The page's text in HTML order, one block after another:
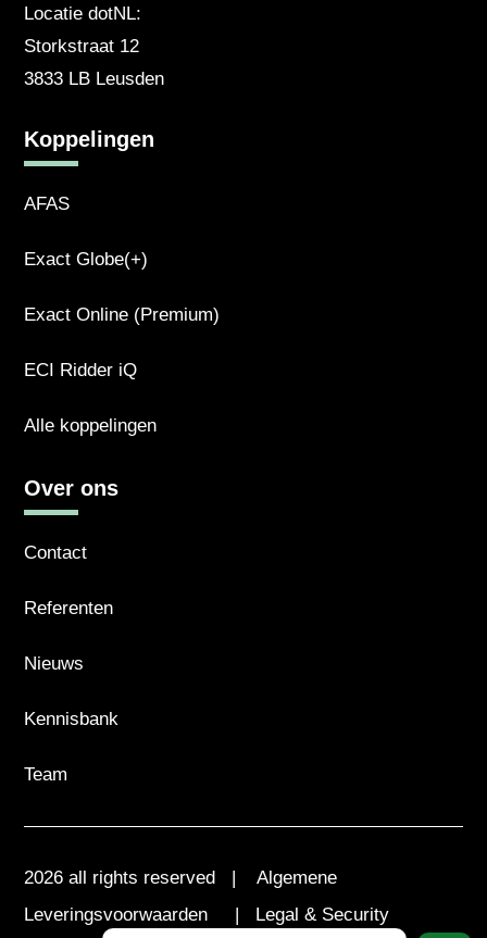
Locatie dotNL:
Storkstraat 12
3833 LB Leusden
Koppelingen
AFAS
Exact Globe(+)
Exact Online (Premium)
ECI Ridder iQ
Alle koppelingen
Over ons
Contact
Referenten
Nieuws
Kennisbank
Team
2026 all rights reserved |
Algemene
Leveringsvoorwaarden
| Legal & Security